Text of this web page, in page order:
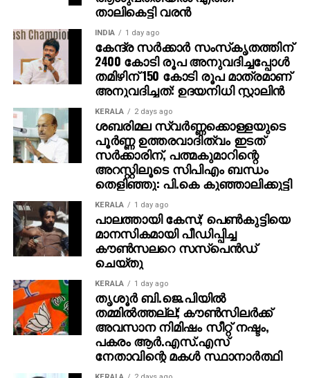
താലികെട്ടി വരന്‍
INDIA 1 day ago
കേന്ദ്ര സര്‍ക്കാര്‍ സംസ്‌കൃതത്തിന്
2400 കോടി രൂപ അനുവദിച്ചപ്പോള്‍
തമിഴിന് 150 കോടി രൂപ മാത്രമാണ്
അനുവദിച്ചത്: ഉദയനിധി സ്റ്റാലിന്‍
KERALA 2 days ago
ശബരിമല സ്വര്‍ണ്ണക്കൊള്ളയുടെ
പൂര്‍ണ്ണ ഉത്തരവാദിത്വം ഇടത്
സര്‍ക്കാരിന്, പത്മകുമാറിന്റെ
അറസ്റ്റിലൂടെ സിപിഎം ബന്ധം
തെളിഞ്ഞു: പി.കെ കുഞ്ഞാലിക്കുട്ടി
KERALA 1 day ago
പാലത്തായി കേസ്; പെൺകുട്ടിയെ
മാനസികമായി പീഡിപ്പിച്ച
കൗൺസലറെ സസ്പെൻഡ്
ചെയ്തു
KERALA 1 day ago
തൃശൂര്‍ ബി.ജെ.പിയില്‍
തമ്മില്‍ത്തല്ല്; കൗണ്‍സിലര്‍ക്ക്
അവസാന നിമിഷം സീറ്റ് നഷ്ടം,
പകരം ആര്‍.എസ്.എസ്
നേതാവിന്റെ മകള്‍ സ്ഥാനാര്‍ത്ഥി